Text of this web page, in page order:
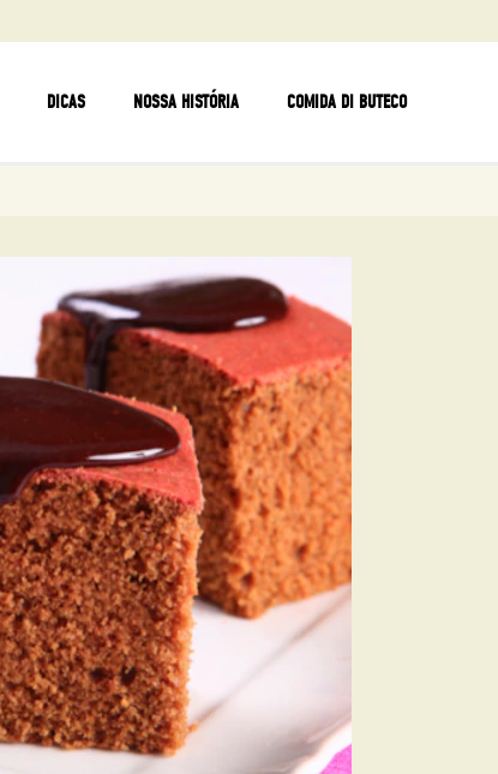
DICAS NOSSA HISTÓRIA COMIDA DI BUTECO